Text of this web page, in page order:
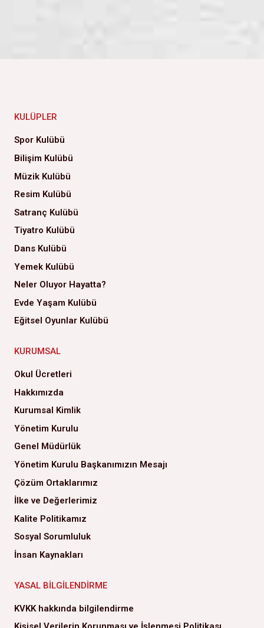
KULÜPLER
Spor Kulübü
Bilişim Kulübü
Müzik Kulübü
Resim Kulübü
Satranç Kulübü
Tiyatro Kulübü
Dans Kulübü
Yemek Kulübü
Neler Oluyor Hayatta?
Evde Yaşam Kulübü
Eğitsel Oyunlar Kulübü
KURUMSAL
Okul Ücretleri
Hakkımızda
Kurumsal Kimlik
Yönetim Kurulu
Genel Müdürlük
Yönetim Kurulu Başkanımızın Mesajı
Çözüm Ortaklarımız
İlke ve Değerlerimiz
Kalite Politikamız
Sosyal Sorumluluk
İnsan Kaynakları
YASAL BILGILENDIRME
KVKK hakkında bilgilendirme